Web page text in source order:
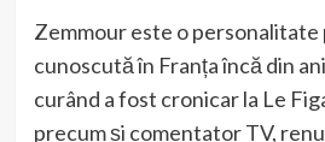
Zemmour este o personalitate
cunoscută în Franța încă din
curând a fost cronicar la Le
precum și comentator TV,